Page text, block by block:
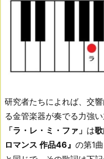
研究者たちによれば、交
る金管楽器が奏でる力強
「ラ・レ・ミ・ファ」 は
ロマンス 作品46』 の第1曲